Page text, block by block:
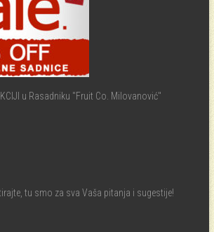
u Rasadniku "Fruit Co. Milovanović"
tu smo za sva Vaša pitanja i sugestije!